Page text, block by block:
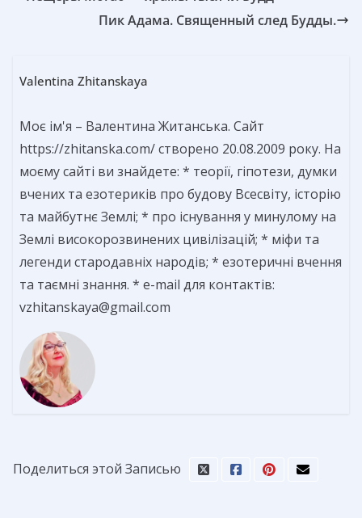
Пик Адама. Священный след Будды.
Valentina Zhitanskaya
Моє ім'я – Валентина Житанська. Сайт
https://zhitanska.com/ створено 20.08.2009 року. На
моєму сайті ви знайдете: * теорії, гіпотези, думки
вчених та езотериків про будову Всесвіту, історію
та майбутнє Землі; * про існування у минулому на
Землі високорозвинених цивілізацій; * міфи та
легенди стародавніх народів; * езотеричні вчення
та таємні знання. * e-mail для контактів:
vzhitanskaya@gmail.com
Поделиться этой Записью